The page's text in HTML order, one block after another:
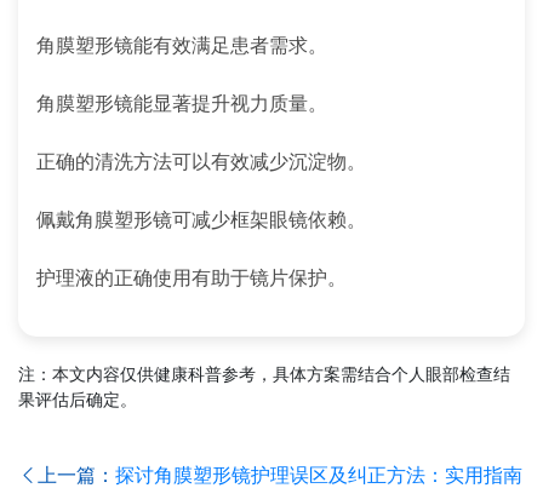
角膜塑形镜能有效满足患者需求。
角膜塑形镜能显著提升视力质量。
正确的清洗方法可以有效减少沉淀物。
佩戴角膜塑形镜可减少框架眼镜依赖。
护理液的正确使用有助于镜片保护。
注：本文内容仅供健康科普参考，具体方案需结合个人眼部检查结
果评估后确定。
上一篇： 探讨角膜塑形镜护理误区及纠正方法：实用指南